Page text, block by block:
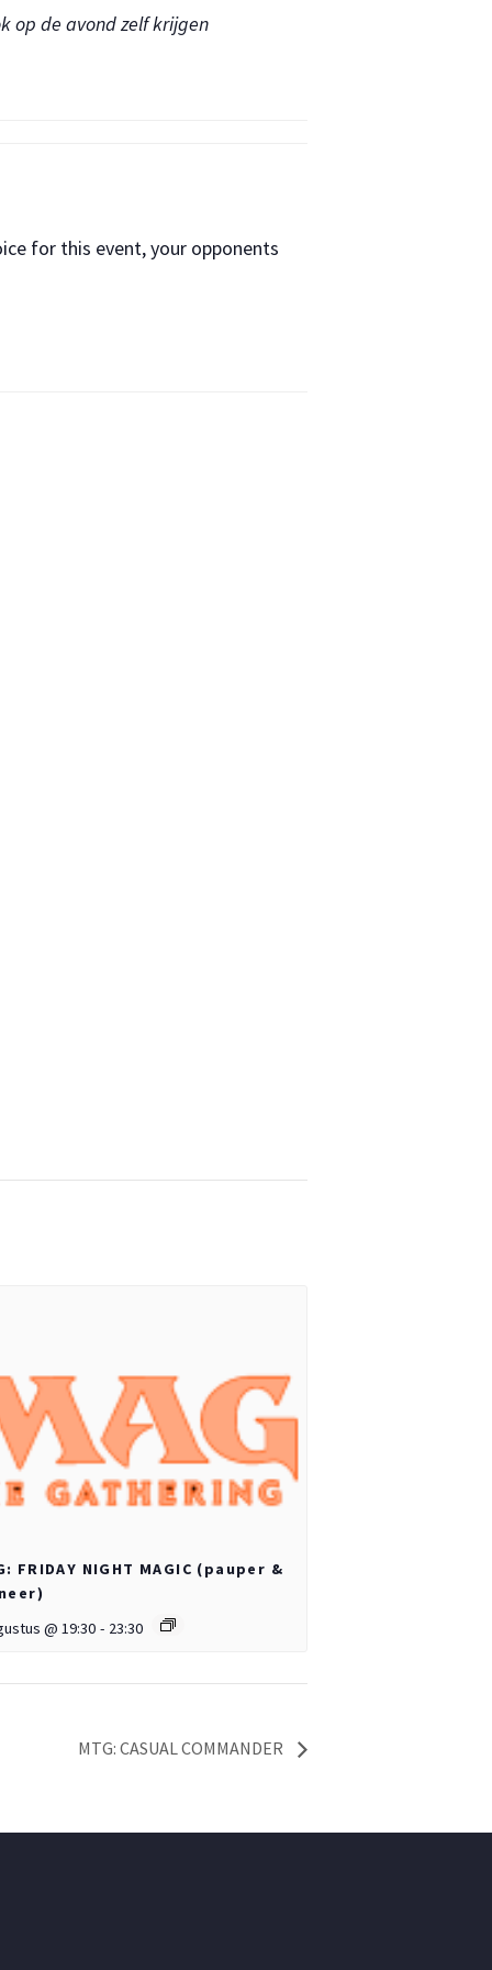
op de avond zelf krijgen
for this event, your opponents
FRIDAY NIGHT MAGIC (pauper &
@ 19:30 - 23:30
MTG: CASUAL COMMANDER